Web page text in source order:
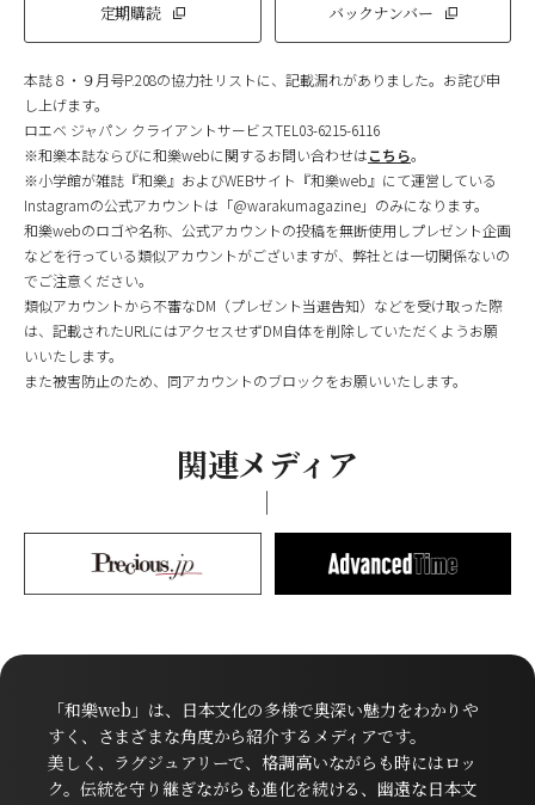
定期購読 バックナンバー
本誌８・９月号P.208の協力社リストに、記載漏れがありました。お詫び申
し上げます。
ロエベ ジャパン クライアントサービスTEL03-6215-6116
※和樂本誌ならびに和樂webに関するお問い合わせはこちら。
※小学館が雑誌『和樂』およびWEBサイト『和樂web』にて運営している
Instagramの公式アカウントは「@warakumagazine」のみになります。
和樂webのロゴや名称、公式アカウントの投稿を無断使用しプレゼント企画
などを行っている類似アカウントがございますが、弊社とは一切関係ないの
でご注意ください。
類似アカウントから不審なDM（プレゼント当選告知）などを受け取った際
は、記載されたURLにはアクセスせずDM自体を削除していただくようお願
いいたします。
また被害防止のため、同アカウントのブロックをお願いいたします。
関連メディア
「和樂web」は、日本文化の多様で奥深い魅力をわかりや
すく、さまざまな角度から紹介するメディアです。
美しく、ラグジュアリーで、格調高いながらも時にはロッ
ク。伝統を守り継ぎながらも進化を続ける、幽遠な日本文